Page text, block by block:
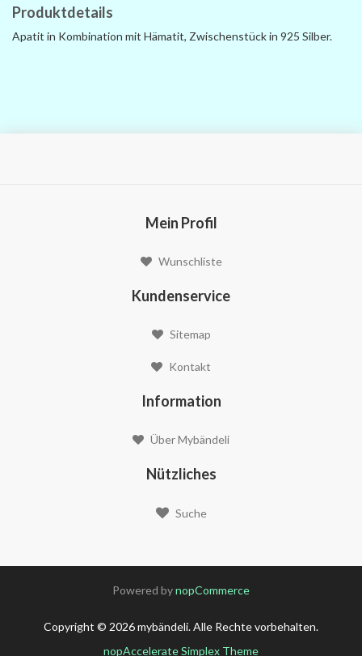
Produktdetails
Apatit in Kombination mit Hämatit, Zwischenstück in 925 Silber.
Mein Profil
Wunschliste
Kundenservice
Sitemap
Kontakt
Information
Über Mybändeli
Nützliches
Suche
Powered bynopCommerce
Copyright © 2026 mybändeli. Alle Rechte vorbehalten.
nopAccelerate Simplex Theme